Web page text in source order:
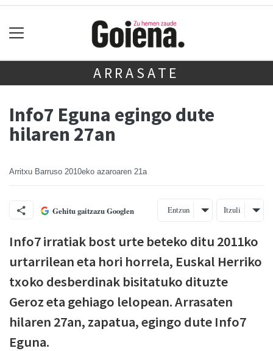
ARRASATE
Info7 Eguna egingo dute
hilaren 27an
Arritxu Barruso 2010eko azaroaren 21a
Gehitu gaitzazu Googlen Entzun Itzuli
Info7 irratiak bost urte beteko ditu 2011ko
urtarrilean eta hori horrela, Euskal Herriko
txoko desberdinak bisitatuko dituzte
Geroz eta gehiago lelopean. Arrasaten
hilaren 27an, zapatua, egingo dute Info7
Eguna.